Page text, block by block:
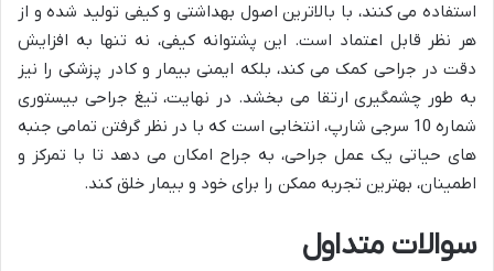
استفاده می کنند، با بالاترین اصول بهداشتی و کیفی تولید شده و از
هر نظر قابل اعتماد است. این پشتوانه کیفی، نه تنها به افزایش
دقت در جراحی کمک می کند، بلکه ایمنی بیمار و کادر پزشکی را نیز
به طور چشمگیری ارتقا می بخشد. در نهایت، تیغ جراحی بیستوری
شماره 10 سرجی شارپ، انتخابی است که با در نظر گرفتن تمامی جنبه
های حیاتی یک عمل جراحی، به جراح امکان می دهد تا با تمرکز و
اطمینان، بهترین تجربه ممکن را برای خود و بیمار خلق کند.
سوالات متداول